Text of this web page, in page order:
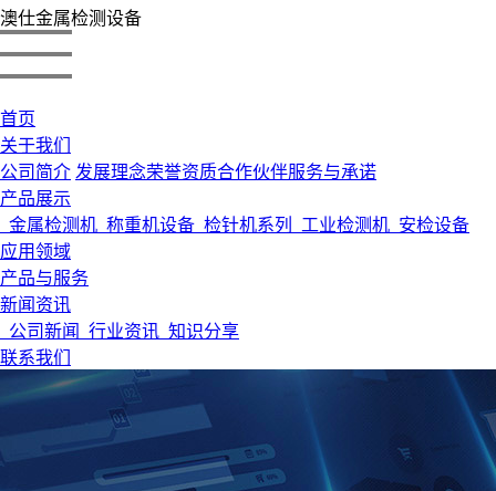
澳仕金属检测设备
首页
关于我们
公司简介 发展理念荣誉资质合作伙伴服务与承诺
产品展示
金属检测机 称重机设备 检针机系列 工业检测机 安检设备
应用领域
产品与服务
新闻资讯
公司新闻
行业资讯 知识分享
联系我们